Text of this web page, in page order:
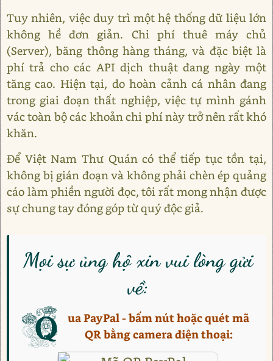
Tuy nhiên, việc duy trì một hệ thống dữ liệu lớn
không hề đơn giản. Chi phí thuê máy chủ
(Server), băng thông hàng tháng, và đặc biệt là
phí trả cho các API dịch thuật đang ngày một
tăng cao. Hiện tại, do hoàn cảnh cá nhân đang
trong giai đoạn thất nghiệp, việc tự mình gánh
vác toàn bộ các khoản chi phí này trở nên rất khó
khăn.
Để Việt Nam Thư Quán có thể tiếp tục tồn tại,
không bị gián đoạn và không phải chèn ép quảng
cáo làm phiền người đọc, tôi rất mong nhận được
sự chung tay đóng góp từ quý độc giả.
Mọi sự ủng hộ xin vui lòng gửi
về:
Q
ua PayPal - bấm nút hoặc quét mã
QR bằng camera điện thoại: